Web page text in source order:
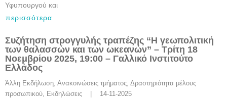
Υφυπουργού και
περισσότερα
Συζήτηση στρογγυλής τραπέζης “Η γεωπολιτική
των θαλασσών και των ωκεανών” – Τρίτη 18
Νοεμβρίου 2025, 19:00 – Γαλλικό Ινστιτούτο
Ελλάδος
Άλλη Εκδήλωση, Ανακοινώσεις τμήματος, Δραστηριότητα μέλους
προσωπικού, Εκδηλώσεις
    |    14-11-2025